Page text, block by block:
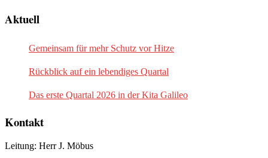
Aktuell
Gemeinsam für mehr Schutz vor Hitze
Rückblick auf ein lebendiges Quartal
Das erste Quartal 2026 in der Kita Galileo
Kontakt
Leitung: Herr J. Möbus